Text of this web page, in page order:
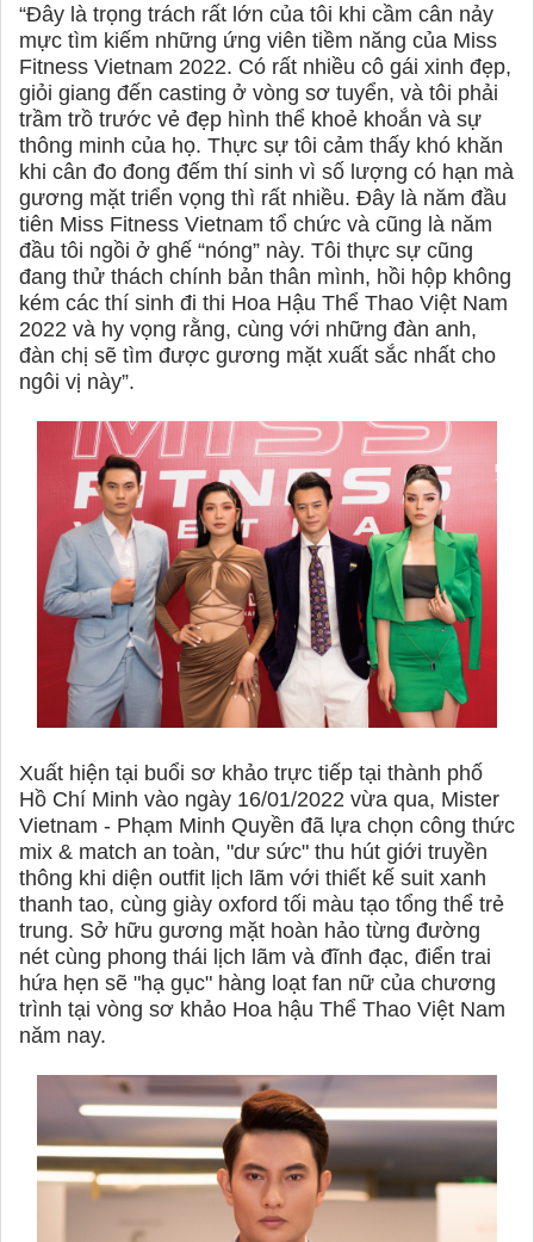
“Đây là trọng trách rất lớn của tôi khi cầm cân nảy
mực tìm kiếm những ứng viên tiềm năng của Miss
Fitness Vietnam 2022. Có rất nhiều cô gái xinh đẹp,
giỏi giang đến casting ở vòng sơ tuyển, và tôi phải
trầm trồ trước vẻ đẹp hình thể khoẻ khoắn và sự
thông minh của họ. Thực sự tôi cảm thấy khó khăn
khi cân đo đong đếm thí sinh vì số lượng có hạn mà
gương mặt triển vọng thì rất nhiều. Đây là năm đầu
tiên Miss Fitness Vietnam tổ chức và cũng là năm
đầu tôi ngồi ở ghế “nóng” này. Tôi thực sự cũng
đang thử thách chính bản thân mình, hồi hộp không
kém các thí sinh đi thi Hoa Hậu Thể Thao Việt Nam
2022 và hy vọng rằng, cùng với những đàn anh,
đàn chị sẽ tìm được gương mặt xuất sắc nhất cho
ngôi vị này”.
Xuất hiện tại buổi sơ khảo trực tiếp tại thành phố
Hồ Chí Minh vào ngày 16/01/2022 vừa qua, Mister
Vietnam - Phạm Minh Quyền đã lựa chọn công thức
mix & match an toàn, "dư sức" thu hút giới truyền
thông khi diện outfit lịch lãm với thiết kế suit xanh
thanh tao, cùng giày oxford tối màu tạo tổng thể trẻ
trung. Sở hữu gương mặt hoàn hảo từng đường
nét cùng phong thái lịch lãm và đĩnh đạc, điển trai
hứa hẹn sẽ "hạ gục" hàng loạt fan nữ của chương
trình tại vòng sơ khảo Hoa hậu Thể Thao Việt Nam
năm nay.